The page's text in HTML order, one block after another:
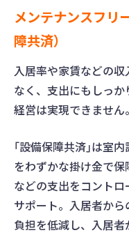
メンテナンスフリ
障共済）
入居率や家賃などの
なく、支出にもしっ
経営は実現できません。
｢設備保障共済｣は室
をわずかな掛け金で
などの支出をコント
サポート。入居者か
負担を低減し、入居